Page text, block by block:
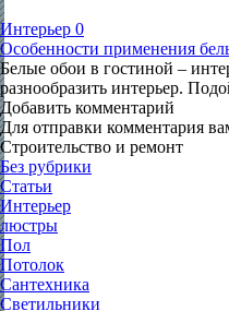
Интерьер 0
Особенности применения
Белые обои в гостиной –
разнообразить интерьер.
Добавить комментарий
Для отправки комментария
Строительство и ремонт
Без рубрики
Статьи
Интерьер
люстры
Пол
Потолок
Сантехника
Светильники